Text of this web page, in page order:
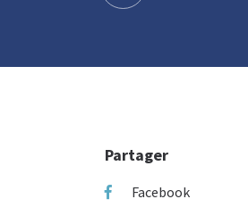
Partager
Facebook